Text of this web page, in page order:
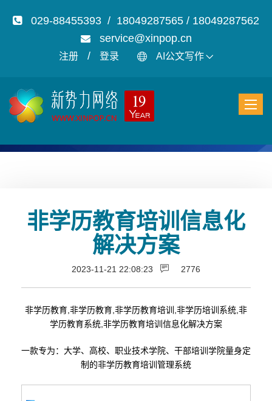
029-88455393 / 18049287565 / 18049287562
service@xinpop.cn
注册 / 登录 AI公文写作
非学历教育培训信息化
解决方案
2023-11-21 22:08:23 2776
非学历教育,非学历教育,非学历教育培训,非学历培训系统,非
学历教育系统,非学历教育培训信息化解决方案
一款专为：大学、高校、职业技术学院、干部培训学院量身定
制的非学历教育培训管理系统